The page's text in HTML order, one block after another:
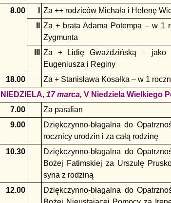
8.00
Za ++ rodziców Michała i Helenę
Za + brata Adama Potempa – w 1
Zygmunta
Za + Lidię Gwaździńską – jako
Eugeniusza i Reginy
18.00
Za + Stanisława Kosałka – w 1
NIEDZIELA, 17 marca, V Niedziela Wielkiego
7.00
Za parafian
9.00
Dziękczynno-błagalna do
rocznicy urodzin i za całą rodzinę
10.30
Dziękczynno-błagalna do
Bożej Fatimskiej za Urszulę
syna z rodziną
12.00
Dziękczynno-błagalna do